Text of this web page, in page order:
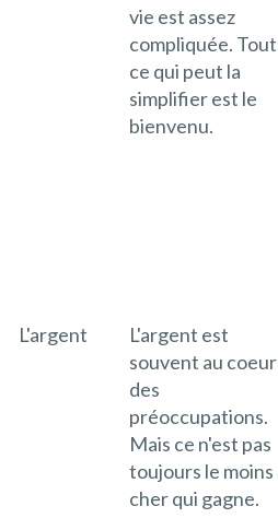
vie est assez
compliquée. Tout
ce qui peut la
simplifier est le
bienvenu.
L'argent
L'argent est
souvent au coeur
des
préoccupations.
Mais ce n'est pas
toujours le moins
cher qui gagne.